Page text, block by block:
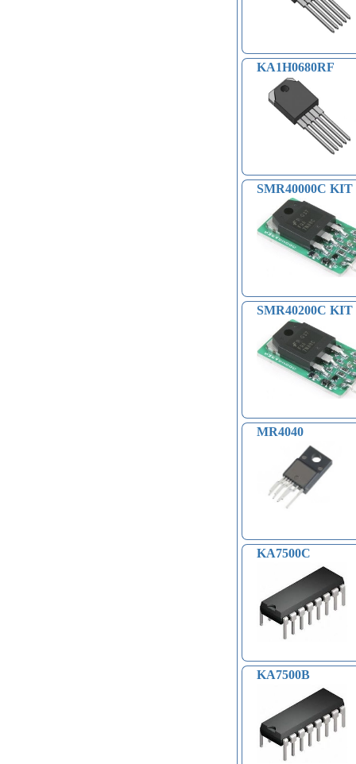
KA1H0680RF
SMR40000C KIT
SMR40200C KIT
MR4040
KA7500C
KA7500B